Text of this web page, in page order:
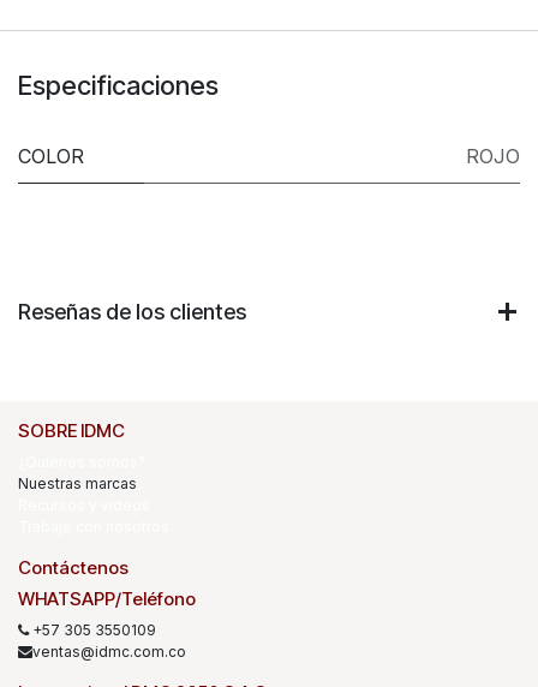
Especificaciones
COLOR ROJO
Reseñas de los clientes
SOBRE IDMC
Nuestras marcas
Contáctenos
WHATSAPP/Teléfono
+57 305 3550109
ventas@idmc.com.co